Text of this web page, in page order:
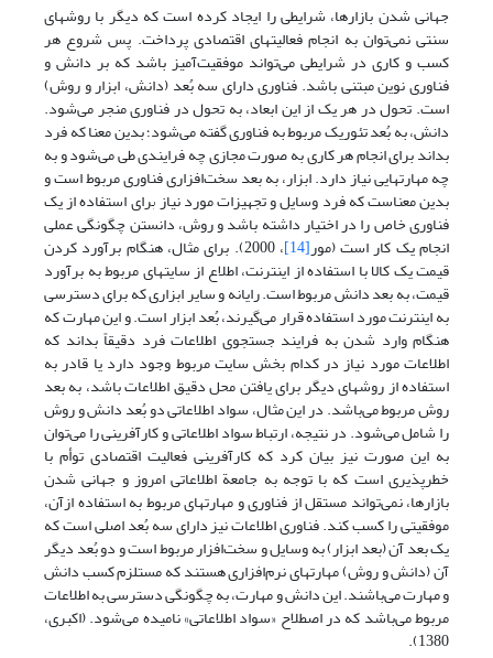
جهانی شدن بازارها، شرایطی را ایجاد کرده است که دیگر با روشهای
سنتی نمی‌توان به انجام فعالیتهای اقتصادی پرداخت. پس شروع هر
کسب و کاری در شرایطی می‌تواند موفقیت‌آمیز باشد که بر دانش و
فناوری نوین مبتنی باشد. فناوری دارای سه بُعد (دانش، ابزار و روش)
است. تحول در هر یک از این ابعاد، به تحول در فناوری منجر می‌شود.
دانش، به بُعد تئوریک مربوط به فناوری گفته می‌شود؛ بدین معنا که فرد
بداند برای انجام هر کاری به صورت مجازی چه فرایندی طی می‌شود و به
چه مهارتهایی نیاز دارد. ابزار، به بعد سخت‌افزاری فناوری مربوط است و
بدین معناست که فرد وسایل و تجهیزات مورد نیاز برای استفاده از یک
فناوری خاص را در اختیار داشته باشد و روش، دانستن چگونگی عملی
انجام یک کار است (مور[14] ، 2000). برای مثال، هنگام برآورد کردن
قیمت یک کالا با استفاده از اینترنت، اطلاع از سایتهای مربوط به برآورد
قیمت، به بعد دانش مربوط است. رایانه و سایر ابزاری که برای دسترسی
به اینترنت مورد استفاده قرار می‌گیرند، بُعد ابزار است. و این مهارت که
هنگام وارد شدن به فرایند جستجوی اطلاعات فرد دقیقاً بداند که
اطلاعات مورد نیاز در کدام بخش سایت مربوط وجود دارد یا قادر به
استفاده از روشهای دیگر برای یافتن محل دقیق اطلاعات باشد، به بعد
روش مربوط می‌باشد. در این مثال، سواد اطلاعاتی دو بُعد دانش و روش
را شامل می‌شود. در نتیجه، ارتباط سواد اطلاعاتی و کارآفرینی را می‌توان
به این صورت نیز بیان کرد که کارآفرینی فعالیت اقتصادی توأم با
خطرپذیری است که با توجه به جامعة اطلاعاتی امروز و جهانی شدن
بازارها، نمی‌تواند مستقل از فناوری و مهارتهای مربوط به استفاده ازآن،
موفقیتی را کسب کند. فناوری اطلاعات نیز دارای سه بُعد اصلی است که
یک بعد آن (بعد ابزار) به وسایل و سخت‌افزار مربوط است و دو بُعد دیگر
آن (دانش و روش) مهارتهای نرم‌افزاری هستند که مستلزم کسب دانش
و مهارت می‌باشند. این دانش و مهارت، به چگونگی دسترسی به اطلاعات
مربوط می‌باشد که در اصطلاح «سواد اطلاعاتی» نامیده می‌شود. (اکبری،
1380).